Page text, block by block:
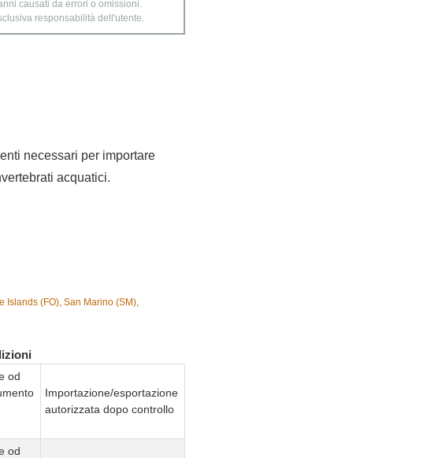
causati da errori o omissioni.
responsabilità dell'utente.
necessari per importare
acquatici.
Islands (FO), San Marino (SM),
od
Importazione/esportazione
autorizzata dopo controllo
od